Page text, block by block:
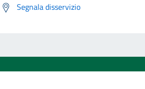
Segnala disservizio